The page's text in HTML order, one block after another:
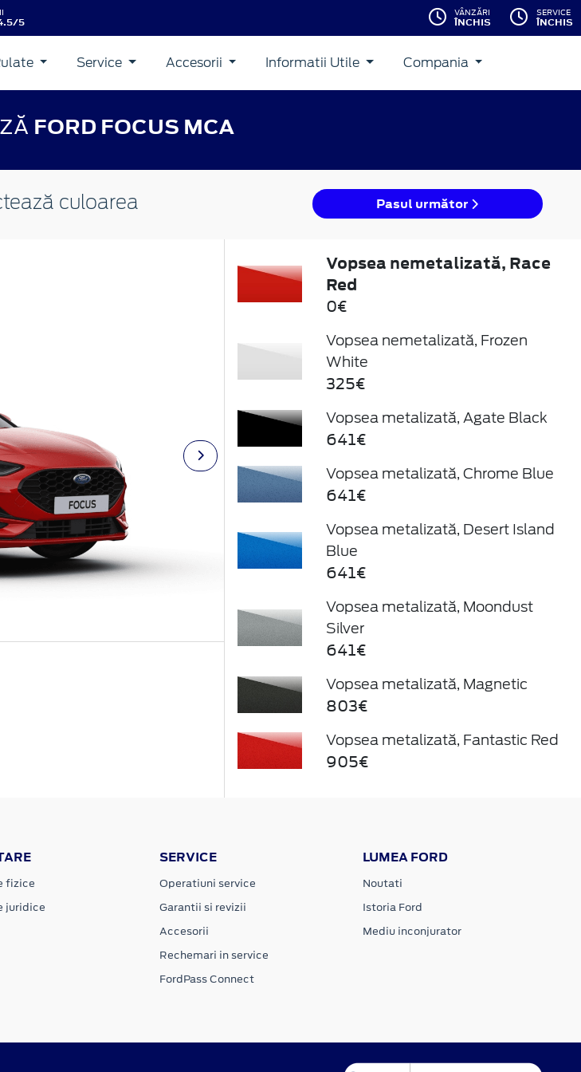
5
VÂNZĂRI
ÎNCHIS
SERVICE
ÎNCHIS
Service Accesorii Informatii Utile Compania
FORD FOCUS MCA
culoarea Pasul următor
Vopsea nemetalizată, Race
Red
0€
Vopsea nemetalizată, Frozen
White
325€
Vopsea metalizată, Agate Black
641€
Vopsea metalizată, Chrome Blue
641€
Vopsea metalizată, Desert Island
Blue
641€
Vopsea metalizată, Moondust
Silver
641€
Vopsea metalizată, Magnetic
803€
Vopsea metalizată, Fantastic Red
905€
fizice
juridice
SERVICE
Operatiuni service
Garantii si revizii
Accesorii
Rechemari in service
FordPass Connect
LUMEA FORD
Noutati
Istoria Ford
Mediu inconjurator